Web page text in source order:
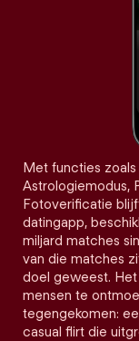
Met functies
Astrologiemodus,
Fotoverificatie
datingapp,
miljard matches
van die matches
doel geweest.
mensen te
tegengekomen:
casual flirt die